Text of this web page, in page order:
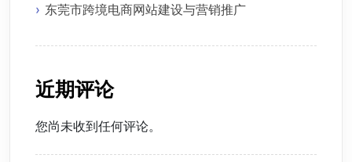
东莞市跨境电商网站建设与营销推广
近期评论
您尚未收到任何评论。